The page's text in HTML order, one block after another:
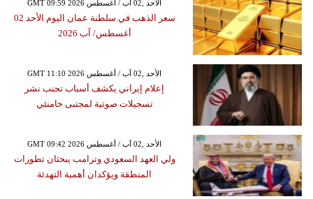
GMT 09:59 2026 الأحد ,02 آب / أغسطس
سعر الذهب في سلطنة عمان اليوم الأحد 02
أغسطس/ آب 2026
GMT 11:10 2026 الأحد ,02 آب / أغسطس
إعلام إيراني يكشف أسباب تجنب نشر
تسجيلات صوتية لمجتبى خامنئي
GMT 09:42 2026 الأحد ,02 آب / أغسطس
ولي العهد السعودي وترامب يبحثان تطورات
المنطقة ويؤكدان أهمية التهدئة